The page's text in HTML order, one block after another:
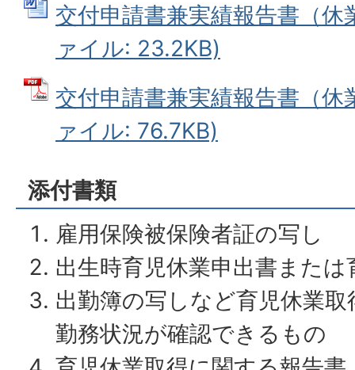
交付申請書兼実績報告書（
ァイル: 23.2KB)
交付申請書兼実績報告書（休
ァイル: 76.7KB)
添付書類
雇用保険被保険者証の写し
出生時育児休業申出書また
出勤簿の写しなど育児休業
勤務状況が確認できるもの